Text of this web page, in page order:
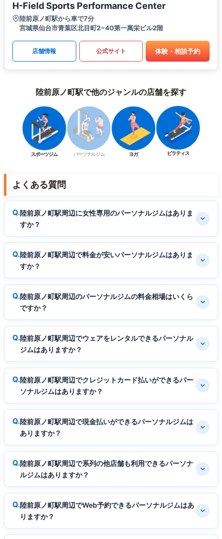
H-Field Sports Performance Center
陸前原ノ町駅から車で7分
宮城県仙台市青葉区北目町2−40第一萬栄ビル2階
店舗情報 公式サイト 体験・相談予約
陸前原ノ町駅で他のジャンルの店舗を探す
スポーツジム パーソナルジム ヨガ ピラティス
よくある質問
陸前原ノ町駅周辺に女性専用のパーソナルジムはありま
すか？
陸前原ノ町駅周辺で料金が安いパーソナルジムはありま
すか？
陸前原ノ町駅周辺のパーソナルジムの料金相場はいくら
ですか？
陸前原ノ町駅周辺でウェアをレンタルできるパーソナル
ジムはありますか？
陸前原ノ町駅周辺でクレジットカード払いができるパー
ソナルジムはありますか？
陸前原ノ町駅周辺で現金払いができるパーソナルジムは
ありますか？
陸前原ノ町駅周辺で系列の他店舗も利用できるパーソナ
ルジムはありますか？
陸前原ノ町駅周辺でWeb予約できるパーソナルジムはあ
りますか？